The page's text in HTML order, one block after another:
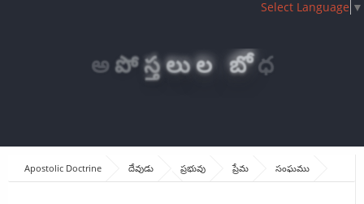
అపోస్తలుల బో ధ
Apostolic Doctrine దేవుడు ప్రభువు ప్రేమ
సంఘము
"ప్రేమ - అంటే నీ భావనేమోగానీ"? (LOVE)
Select Language ▼